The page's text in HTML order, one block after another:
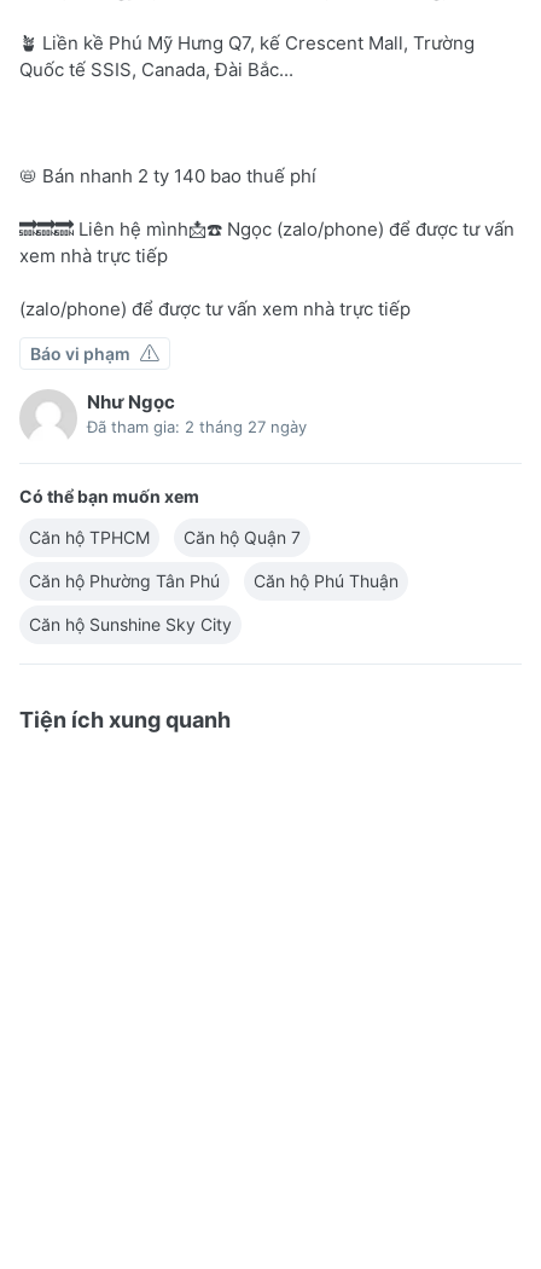
🪴 Liền kề Phú Mỹ Hưng Q7, kế Crescent Mall, Trường
Quốc tế SSIS, Canada, Đài Bắc...
📛 Bán nhanh 2 ty 140 bao thuế phí
🔜🔜🔜 Liên hệ mình📩☎️ Ngọc (zalo/phone) để được tư vấn
xem nhà trực tiếp
(zalo/phone) để được tư vấn xem nhà trực tiếp
Báo vi phạm
Như Ngọc
Đã tham gia: 2 tháng 27 ngày
Có thể bạn muốn xem
Căn hộ TPHCM
Căn hộ Quận 7
Căn hộ Phường Tân Phú Căn hộ Phú Thuận
Căn hộ Sunshine Sky City
Tiện ích xung quanh